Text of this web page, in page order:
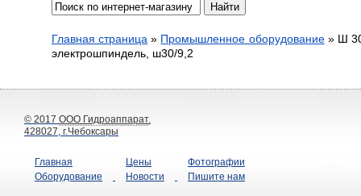
Главная страница » Промышленное оборудование »Ш
электрошпиндель, ш30/9,2
© 2017 ООО Гидроаппарат.
428027, г.Чебоксары
Главная
Оборудование
Цены
Новости
Фотографии
Пишите нам